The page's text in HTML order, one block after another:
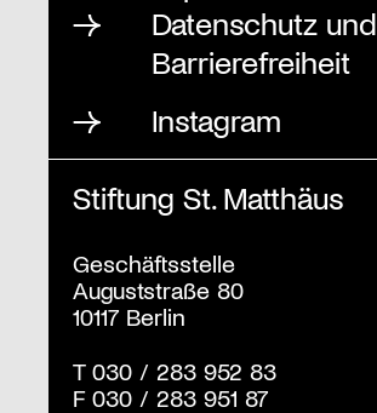
Datenschutz und
Barrierefreiheit
Instagram
Stiftung St. Matthäus
Geschäftsstelle
Auguststraße 80
10117 Berlin
T030 / 283 952 83
F030 / 283 951 87